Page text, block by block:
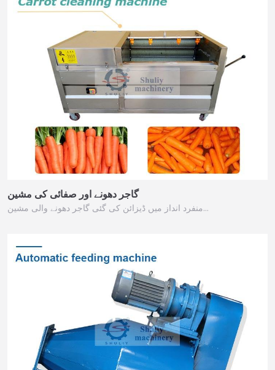
گاجر دھونے اور صفائی کی مشین
منفرد انداز میں ڈیزائن کی گئی گاجر دھونے والی مشین…